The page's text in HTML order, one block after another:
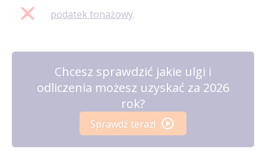
podatek tonażowy.
Chcesz sprawdzić jakie ulgi i
odliczenia możesz uzyskać za 2026
rok?
Sprawdź teraz!